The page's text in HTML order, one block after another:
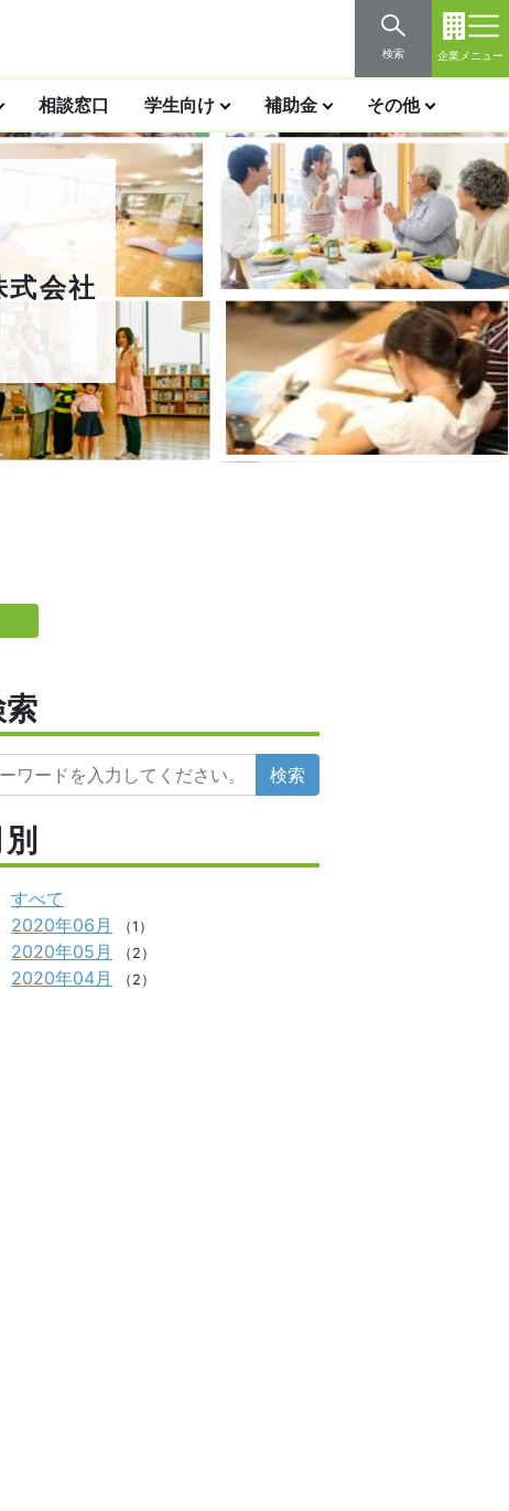
検索 企業メニュー
相談窓口 学生向け 補助金 その他
会社
検索
すべて
2020年06月
（1）
2020年05月 （2）
2020年04月 （2）